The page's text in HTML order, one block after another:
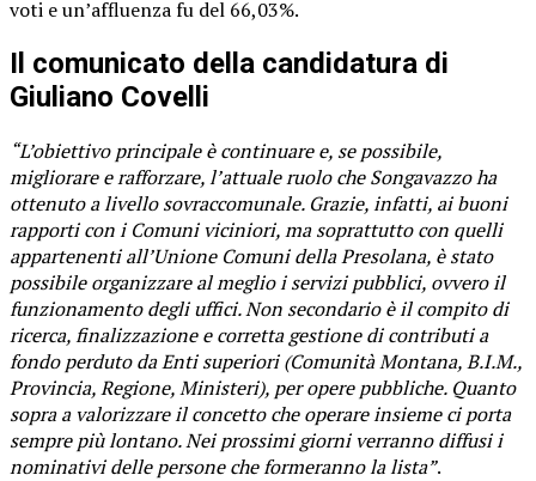
voti e un’affluenza fu del 66,03%.
Il comunicato della candidatura di
Giuliano Covelli
“L’obiettivo principale è continuare e, se possibile,
migliorare e rafforzare, l’attuale ruolo che Songavazzo ha
ottenuto a livello sovraccomunale. Grazie, infatti, ai buoni
rapporti con i Comuni viciniori, ma soprattutto con quelli
appartenenti all’Unione Comuni della Presolana, è stato
possibile organizzare al meglio i servizi pubblici, ovvero il
funzionamento degli uffici. Non secondario è il compito di
ricerca, finalizzazione e corretta gestione di contributi a
fondo perduto da Enti superiori (Comunità Montana, B.I.M.,
Provincia, Regione, Ministeri), per opere pubbliche. Quanto
sopra a valorizzare il concetto che operare insieme ci porta
sempre più lontano. Nei prossimi giorni verranno diffusi i
nominativi delle persone che formeranno la lista”.